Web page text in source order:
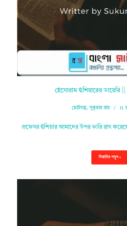
হেঁসোরাম হুঁশিয়ারের ডায়েরি
ছোটগল্প,সুকুমার রায় 11
প্রফেসর হুঁশিয়ার আমাদের উপর ভারি রাগ
বিস্তারিত পড়ুন »